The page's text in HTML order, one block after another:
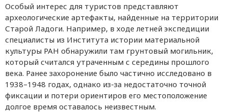
Особый интерес для туристов представляют
археологические артефакты, найденные на территории
Старой Ладоги. Например, в ходе летней экспедиции
специалисты из Института истории материальной
культуры РАН обнаружили там грунтовый могильник,
который считался утраченным с середины прошлого
века. Ранее захоронение было частично исследовано в
1938–1948 годах, однако из-за недостаточно точной
фиксации и потери ориентиров его местоположение
долгое время оставалось неизвестным.